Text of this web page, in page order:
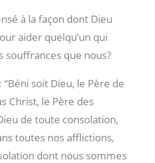
à la façon dont Dieu
aider quelqu’un qui
souffrances que nous?
: “Béni soit Dieu, le Père de
Christ, le Père des
de toute consolation,
toutes nos afflictions,
dont nous sommes